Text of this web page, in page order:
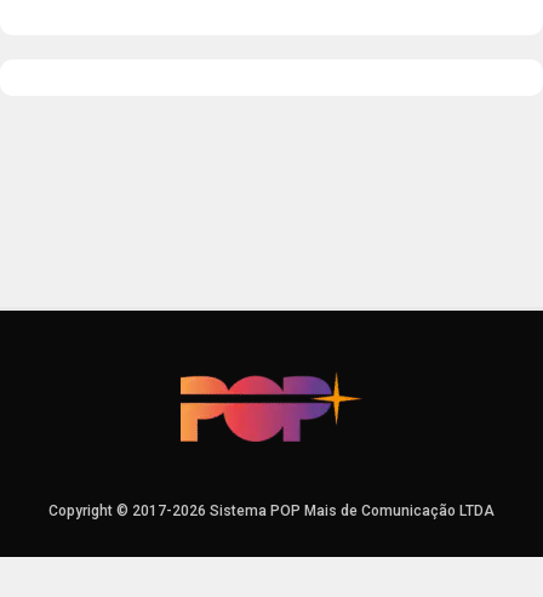
Copyright © 2017-2026 Sistema POP Mais de Comunicação LTDA